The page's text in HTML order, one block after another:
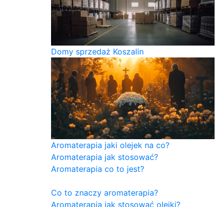
Domy sprzedaż Koszalin
Aromaterapia jaki olejek na co?
Aromaterapia jak stosować?
Aromaterapia co to jest?
Co to znaczy aromaterapia?
Aromaterapia jak stosować olejki?